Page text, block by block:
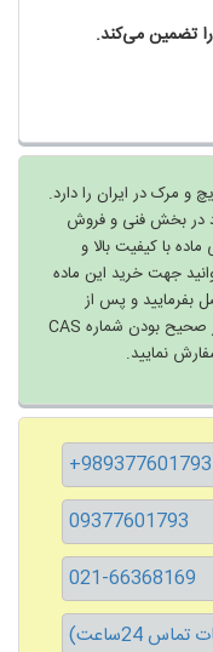
تضمین می‌کند.
و مرک در ایران را دارد.
در بخش فنی و فروش
با کیفیت بالا و
جهت خرید این ماده
و پس از
دریافت پیش فاکتور و اطمینان حاصل کردن از صحیح بودن شماره CAS
نمایید.
+989377601793
09377601793
021-66368169